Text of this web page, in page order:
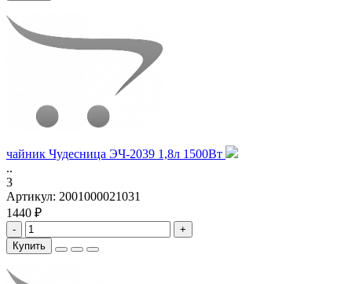
чайник Чудесница ЭЧ-2039 1,8л 1500Вт
..
3
Артикул: 2001000021031
1440 ₽
-
+
Купить